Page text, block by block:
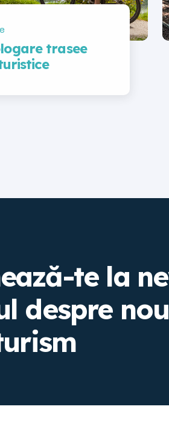
trasee
te la
despre